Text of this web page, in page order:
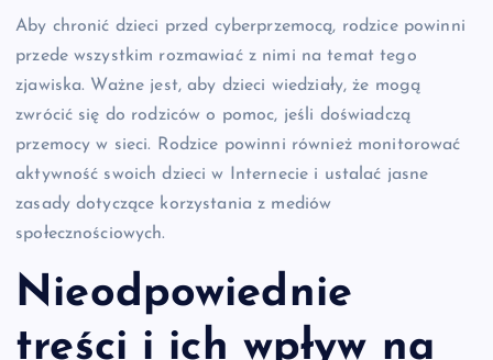
Aby chronić dzieci przed cyberprzemocą, rodzice powinni
przede wszystkim rozmawiać z nimi na temat tego
zjawiska. Ważne jest, aby dzieci wiedziały, że mogą
zwrócić się do rodziców o pomoc, jeśli doświadczą
przemocy w sieci. Rodzice powinni również monitorować
aktywność swoich dzieci w Internecie i ustalać jasne
zasady dotyczące korzystania z mediów
społecznościowych.
Nieodpowiednie
treści i ich wpływ na